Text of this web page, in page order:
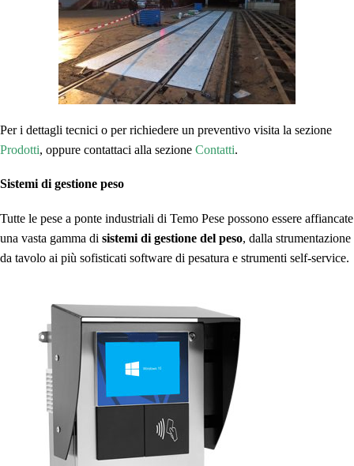
Per i dettagli tecnici o per richiedere un preventivo visita la sezione
Prodotti, oppure contattaci alla sezione Contatti.
Sistemi di gestione peso
Tutte le pese a ponte industriali di Temo Pese possono essere affiancate
una vasta gamma di sistemi di gestione del peso, dalla strumentazione
da tavolo ai più sofisticati software di pesatura e strumenti self-service.